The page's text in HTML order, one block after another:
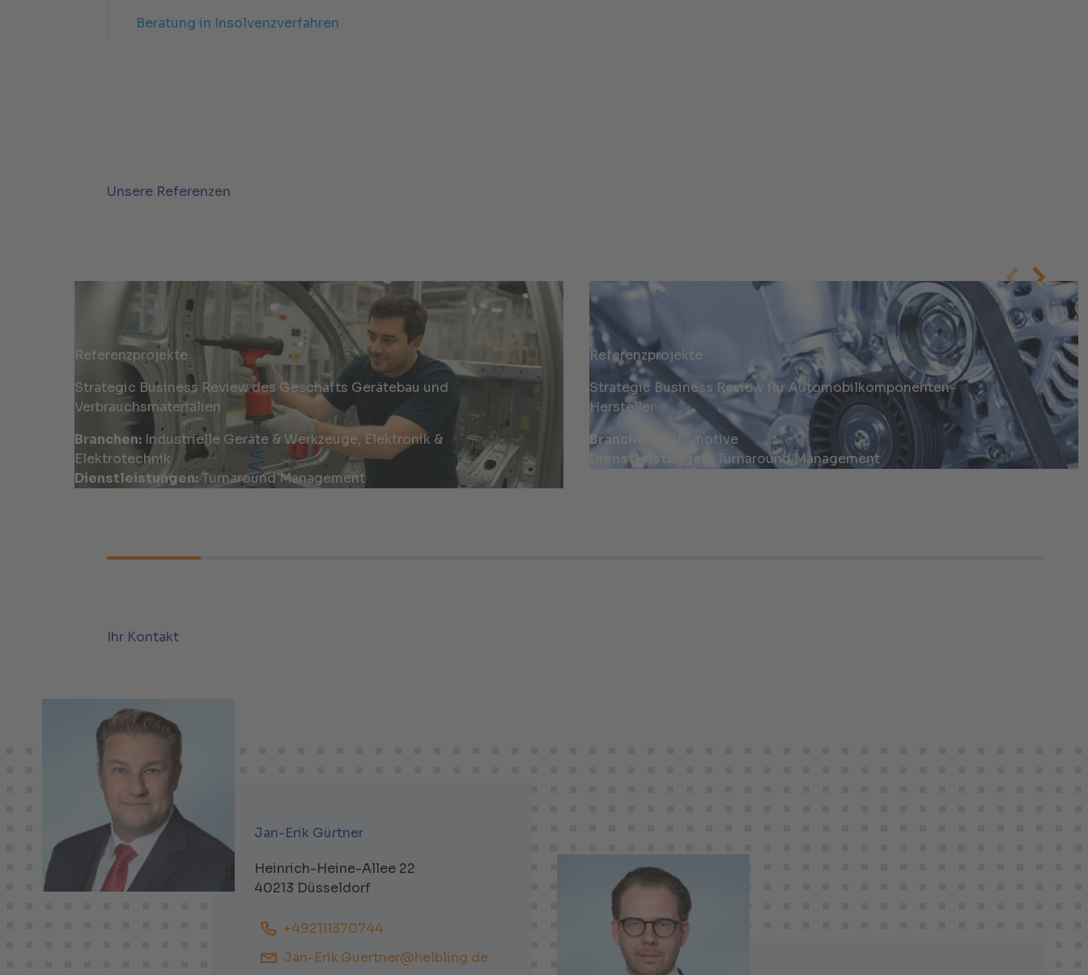
Beratung in Insolvenzverfahren
Unsere Referenzen
Referenzprojekte
Strategic Business Review des Geschäfts Gerätebau und
Verbrauchsmaterialien
Branchen: Industrielle Geräte & Werkzeuge, Elektronik &
Elektrotechnik
Dienstleistungen:Turnaround Management
Referenzprojekte
Strategic Business Review für Automobilkomponenten-
Hersteller
Branchen:
Automotive
Dienstleistungen:
Turnaround Management
Ihr Kontakt
Jan-Erik Gürtner
Heinrich-Heine-Allee 22
40213 Düsseldorf
+492111370744
Jan-Erik.Guertner@helbling.de